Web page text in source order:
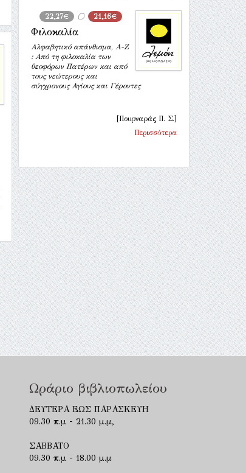
22,27€ 21,16€
Φιλοκαλία
Αλφαβητικό απάνθισμα, Α-Ζ
: Από τη φιλοκαλία των
θεοφόρων Πατέρων και από
τους νεώτερους και
σύγχρονους Αγίους και Γέροντες
[Πουρναράς Π. Σ.]
Περισσότερα
Ωράριο βιβλιοπωλείου
ΔΕΥΤΕΡΑ ΕΩΣ ΠΑΡΑΣΚΕΥΗ
09.30 π.μ - 21.30 μ.μ,
ΣΑΒΒΑΤΟ
09.30 π.μ - 18.00 μ.μ